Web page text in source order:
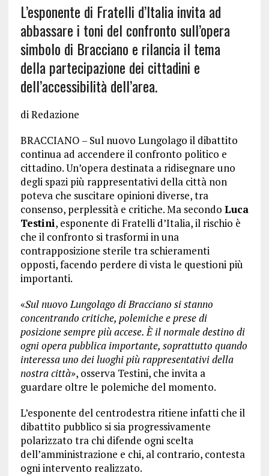
L’esponente di Fratelli d’Italia invita ad
abbassare i toni del confronto sull’opera
simbolo di Bracciano e rilancia il tema
della partecipazione dei cittadini e
dell’accessibilità dell’area.
di Redazione
BRACCIANO – Sul nuovo Lungolago il dibattito
continua ad accendere il confronto politico e
cittadino. Un’opera destinata a ridisegnare uno
degli spazi più rappresentativi della città non
poteva che suscitare opinioni diverse, tra
consenso, perplessità e critiche. Ma secondo Luca
Testini, esponente di Fratelli d’Italia, il rischio è
che il confronto si trasformi in una
contrapposizione sterile tra schieramenti
opposti, facendo perdere di vista le questioni più
importanti.
«Sul nuovo Lungolago di Bracciano si stanno
concentrando critiche, polemiche e prese di
posizione sempre più accese. È il normale destino di
ogni opera pubblica importante, soprattutto quando
interessa uno dei luoghi più rappresentativi della
nostra città», osserva Testini, che invita a
guardare oltre le polemiche del momento.
L’esponente del centrodestra ritiene infatti che il
dibattito pubblico si sia progressivamente
polarizzato tra chi difende ogni scelta
dell’amministrazione e chi, al contrario, contesta
ogni intervento realizzato.